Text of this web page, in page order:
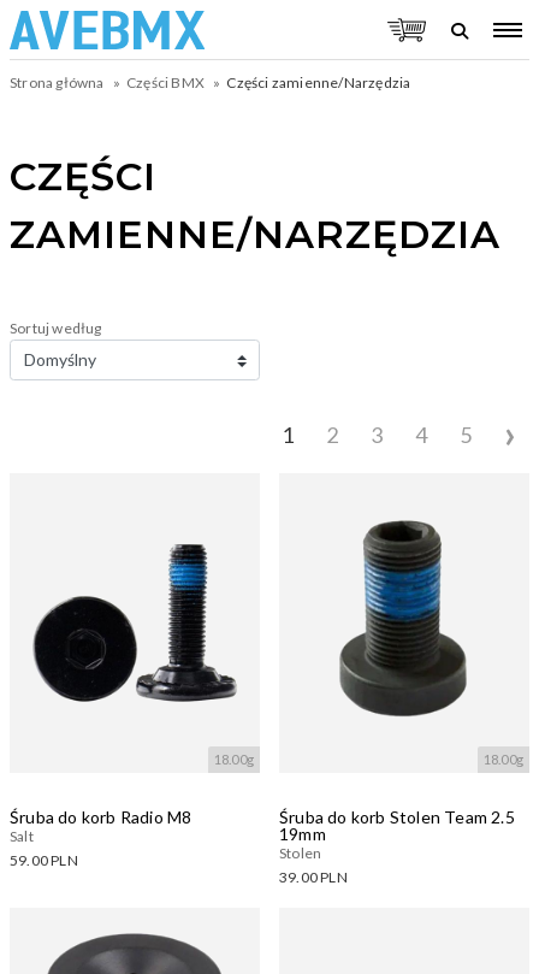
Strona główna Części BMX Części zamienne/Narzędzia
CZĘŚCI
ZAMIENNE/NARZĘDZIA
Sortuj według
1 2 3 4 5 ›
18.00g
Śruba do korb Radio M8
Salt
59.00 PLN
Wczytywanie....
18.00g
Śruba do korb Stolen Team 2.5
19mm
Stolen
39.00 PLN